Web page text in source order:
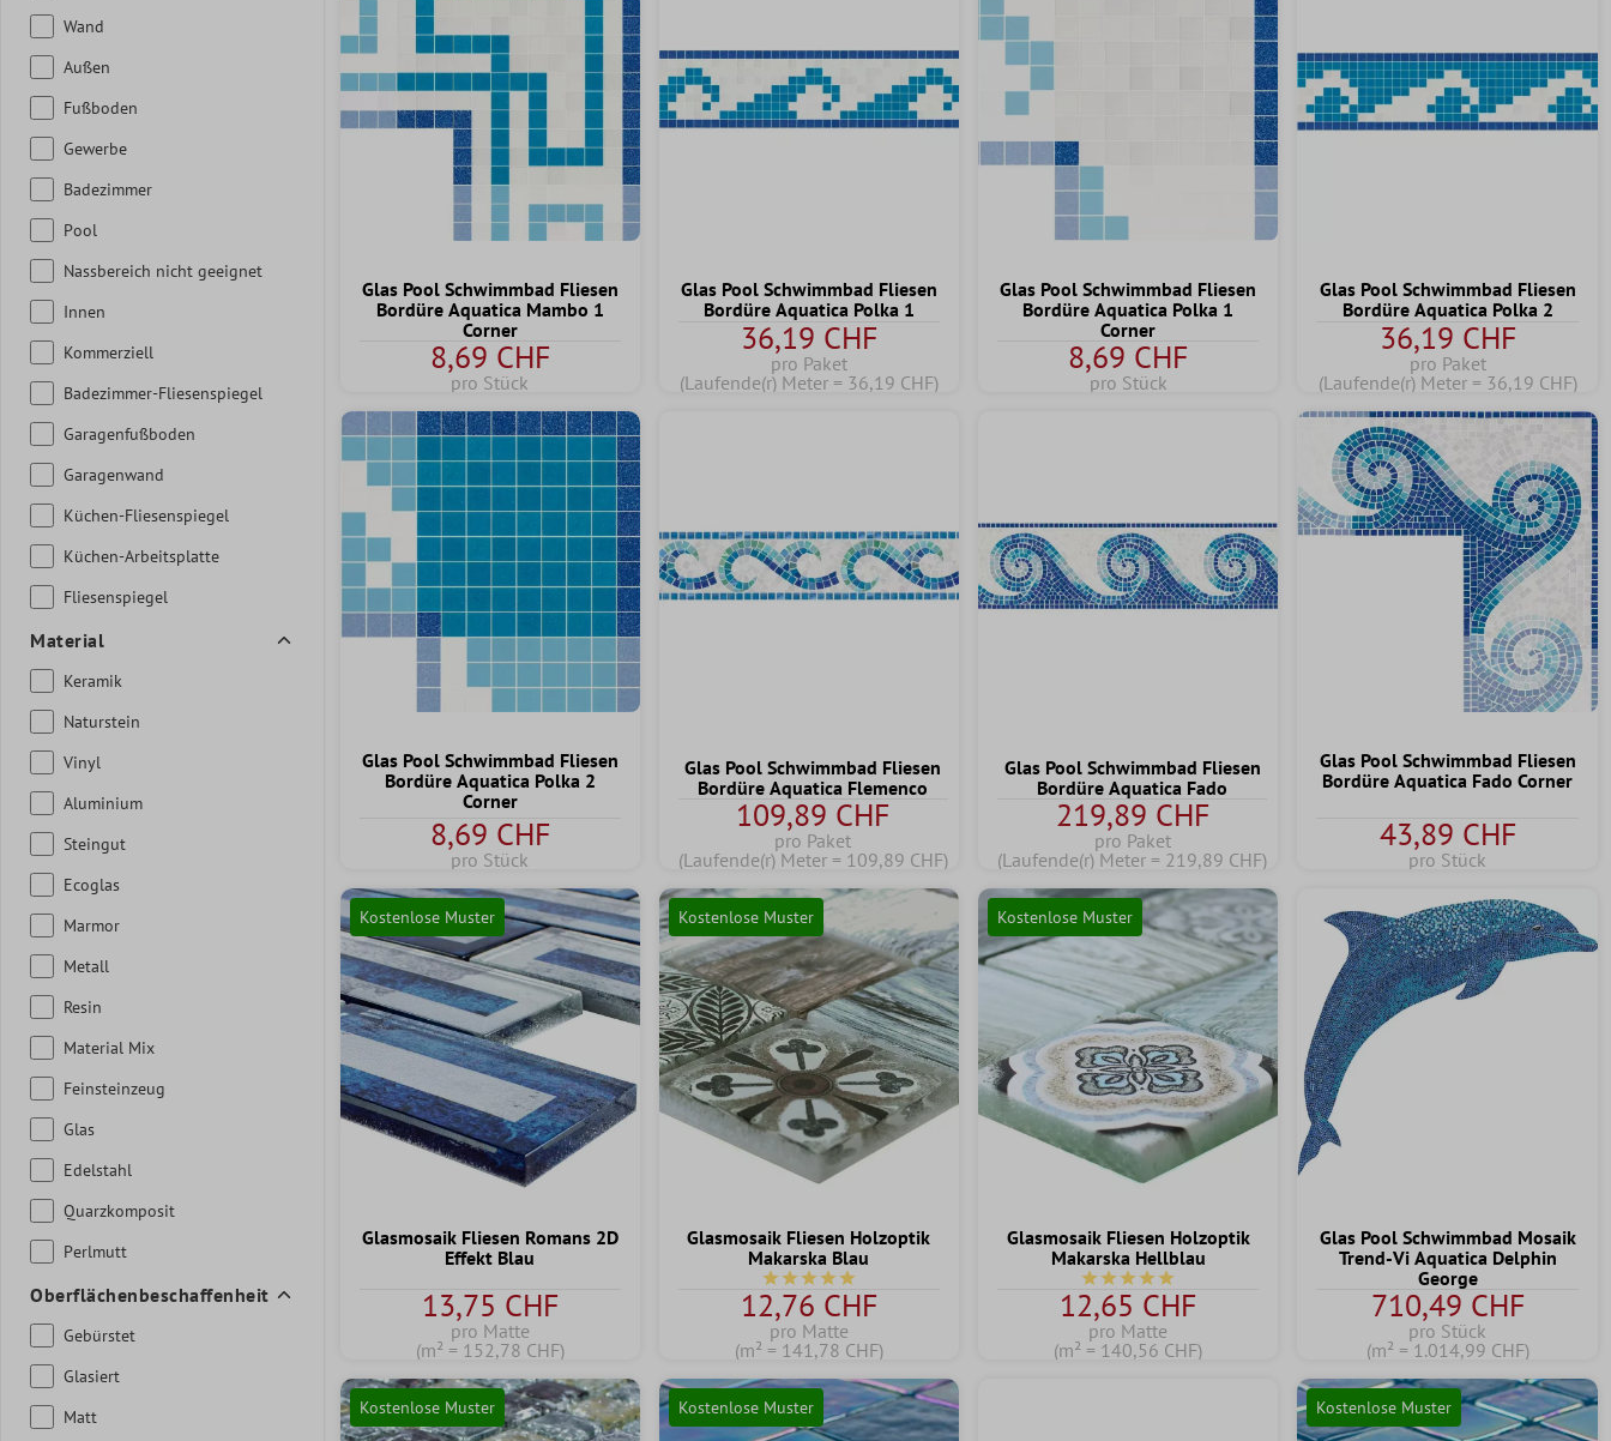
Wand
Außen
Fußboden
Gewerbe
Badezimmer
Pool
Nassbereich nicht geeignet
Innen
Kommerziell
Badezimmer-Fliesenspiegel
Garagenfußboden
Garagenwand
Küchen-Fliesenspiegel
Küchen-Arbeitsplatte
Fliesenspiegel
Material
Keramik
Naturstein
Vinyl
Aluminium
Steingut
Ecoglas
Marmor
Metall
Resin
Material Mix
Feinsteinzeug
Glas
Edelstahl
Quarzkomposit
Perlmutt
Oberflächenbeschaffenheit
Gebürstet
Glasiert
Matt
Glas Pool Schwimmbad Fliesen
Bordüre Aquatica Mambo 1
Corner
8,69 CHF
pro Stück
Glas Pool Schwimmbad Fliesen
Bordüre Aquatica Polka 1
36,19 CHF
pro Paket
(Laufende(r) Meter = 36,19 CHF)
Glas Pool Schwimmbad Fliesen
Bordüre Aquatica Polka 1
Corner
8,69 CHF
pro Stück
Glas Pool Schwimmbad Fliesen
Bordüre Aquatica Polka 2
36,19 CHF
pro Paket
(Laufende(r) Meter = 36,19 CHF)
Glas Pool Schwimmbad Fliesen
Bordüre Aquatica Polka 2
Corner
8,69 CHF
pro Stück
Glas Pool Schwimmbad Fliesen
Bordüre Aquatica Flemenco
109,89 CHF
pro Paket
(Laufende(r) Meter = 109,89 CHF)
Glas Pool Schwimmbad Fliesen
Bordüre Aquatica Fado
219,89 CHF
pro Paket
(Laufende(r) Meter = 219,89 CHF)
Glas Pool Schwimmbad Fliesen
Bordüre Aquatica Fado Corner
43,89 CHF
pro Stück
Kostenlose Muster
Glasmosaik Fliesen Romans 2D
Effekt Blau
13,75 CHF
pro Matte
(m² = 152,78 CHF)
Kostenlose Muster
Glasmosaik Fliesen Holzoptik
Makarska Blau
Durchschnittliche Bewertung von 5 von 5 Sternen
12,76 CHF
pro Matte
(m² = 141,78 CHF)
Kostenlose Muster
Glasmosaik Fliesen Holzoptik
Makarska Hellblau
Durchschnittliche Bewertung von 5 von 5 Sternen
12,65 CHF
pro Matte
(m² = 140,56 CHF)
Glas Pool Schwimmbad Mosaik
Trend-Vi Aquatica Delphin
George
710,49 CHF
pro Stück
(m² = 1.014,99 CHF)
Kostenlose Muster Kostenlose Muster Kostenlose Muster